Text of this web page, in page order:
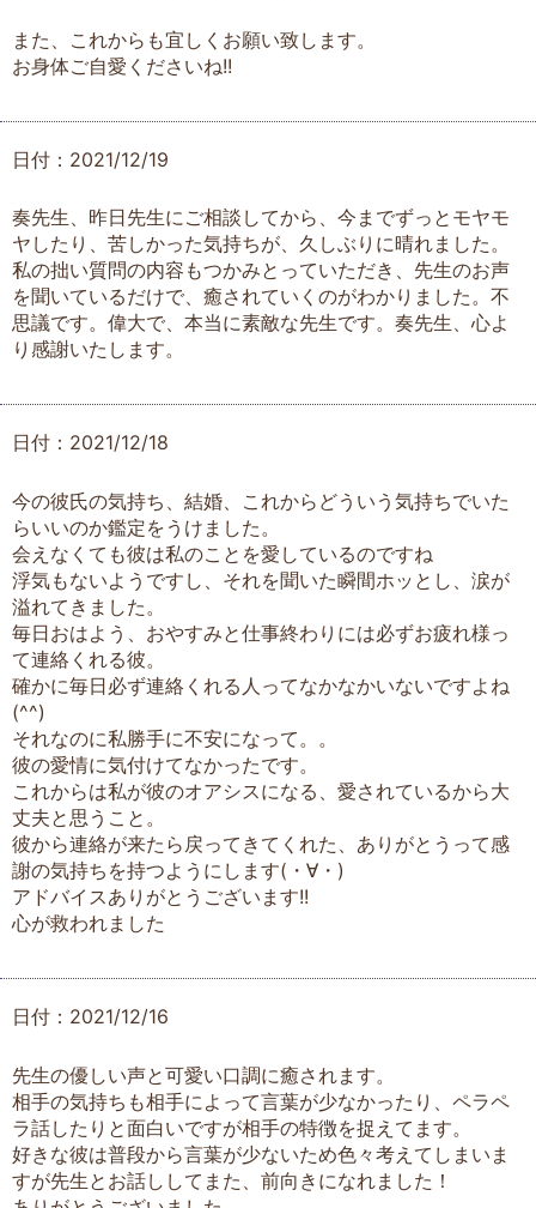
また、これからも宜しくお願い致します。
お身体ご自愛くださいね!!
日付：2021/12/19
奏先生、昨日先生にご相談してから、今までずっとモヤモ
ヤしたり、苦しかった気持ちが、久しぶりに晴れました。
私の拙い質問の内容もつかみとっていただき、先生のお声
を聞いているだけで、癒されていくのがわかりました。不
思議です。偉大で、本当に素敵な先生です。奏先生、心よ
り感謝いたします。
日付：2021/12/18
今の彼氏の気持ち、結婚、これからどういう気持ちでいた
らいいのか鑑定をうけました。
会えなくても彼は私のことを愛しているのですね
浮気もないようですし、それを聞いた瞬間ホッとし、涙が
溢れてきました。
毎日おはよう、おやすみと仕事終わりには必ずお疲れ様っ
て連絡くれる彼。
確かに毎日必ず連絡くれる人ってなかなかいないですよね
(^^)
それなのに私勝手に不安になって。。
彼の愛情に気付けてなかったです。
これからは私が彼のオアシスになる、愛されているから大
丈夫と思うこと。
彼から連絡が来たら戻ってきてくれた、ありがとうって感
謝の気持ちを持つようにします(・∀・)
アドバイスありがとうございます!!
心が救われました
日付：2021/12/16
先生の優しい声と可愛い口調に癒されます。
相手の気持ちも相手によって言葉が少なかったり、ペラペ
ラ話したりと面白いですが相手の特徴を捉えてます。
好きな彼は普段から言葉が少ないため色々考えてしまいま
すが先生とお話ししてまた、前向きになれました！